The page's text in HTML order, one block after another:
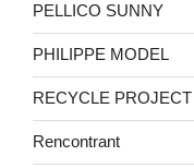
PELLICO SUNNY
PHILIPPE MODEL
RECYCLE PROJECT
Rencontrant